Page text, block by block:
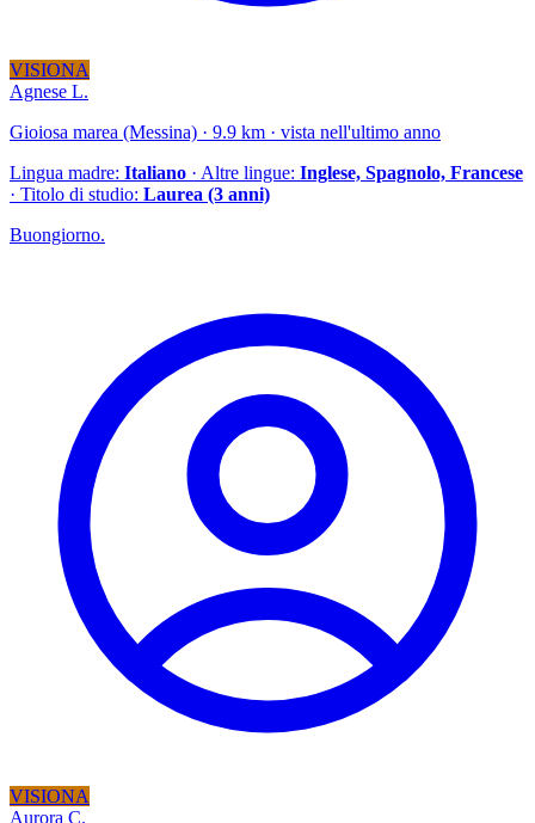
VISIONA
Agnese L.
Gioiosa marea (Messina) · 9.9 km · vista nell'ultimo anno
Lingua madre: Italiano · Altre lingue: Inglese, Spagnolo, Francese
· Titolo di studio: Laurea (3 anni)
Buongiorno.
VISIONA
Aurora C.